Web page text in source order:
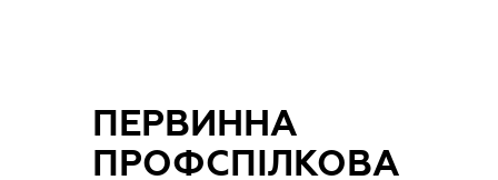
ПЕРВИННА
ПРОФСПІЛКОВА